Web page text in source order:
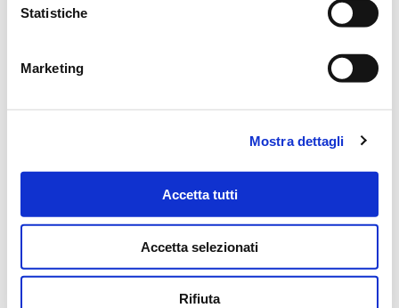
Statistiche
Marketing
Mostra dettagli
Accetta tutti
Accetta selezionati
Rifiuta
Il tuo indirizzo email non sarà pubblicato.